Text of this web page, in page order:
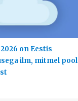
on Eestis
ilm, mitmel pool